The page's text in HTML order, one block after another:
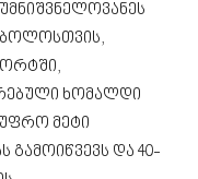
ბოლოსთვის,
ხომალდი
მეტი
გამოიწვევს და 40-